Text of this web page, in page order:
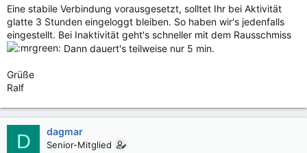
Eine stabile Verbindung vorausgesetzt, solltet Ihr bei Aktivität
glatte 3 Stunden eingeloggt bleiben. So haben wir's jedenfalls
eingestellt. Bei Inaktivität geht's schneller mit dem Rausschmiss
Dann dauert's teilweise nur 5 min.
Grüße
Ralf
D dagmar
Senior-Mitglied